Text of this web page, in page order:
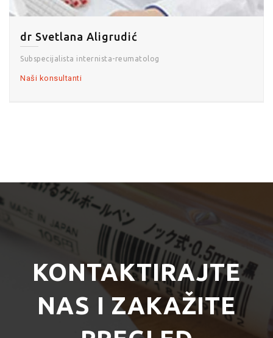
dr Svetlana Aligrudić
Subspecijalista internista-reumatolog
Naši konsultanti
KONTAKTIRAJTE
NAS I ZAKAŽITE